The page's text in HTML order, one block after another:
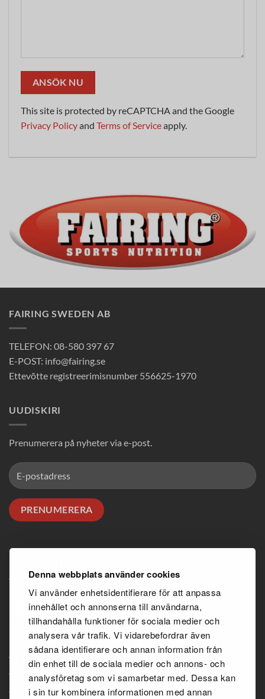
Denna webbplats använder cookies
Vi använder enhetsidentifierare för att anpassa
innehållet och annonserna till användarna,
tillhandahålla funktioner för sociala medier och
analysera vår trafik. Vi vidarebefordrar även
sådana identifierare och annan information från
din enhet till de sociala medier och annons- och
analysföretag som vi samarbetar med. Dessa kan
i sin tur kombinera informationen med annan
This site is protected by reCAPTCHA and the Google
Privacy Policyand Terms of Serviceapply.
FAIRING SWEDEN AB
TELEFON: 08-580 397 67
E-POST: info@fairing.se
Ettevõtte registreerimisnumber 556625-1970
UUDISKIRI
Prenumerera på nyheter via e-post.
TEAVE
Ostutingimused